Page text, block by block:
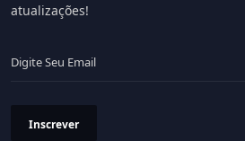
atualizações!
Inscrever